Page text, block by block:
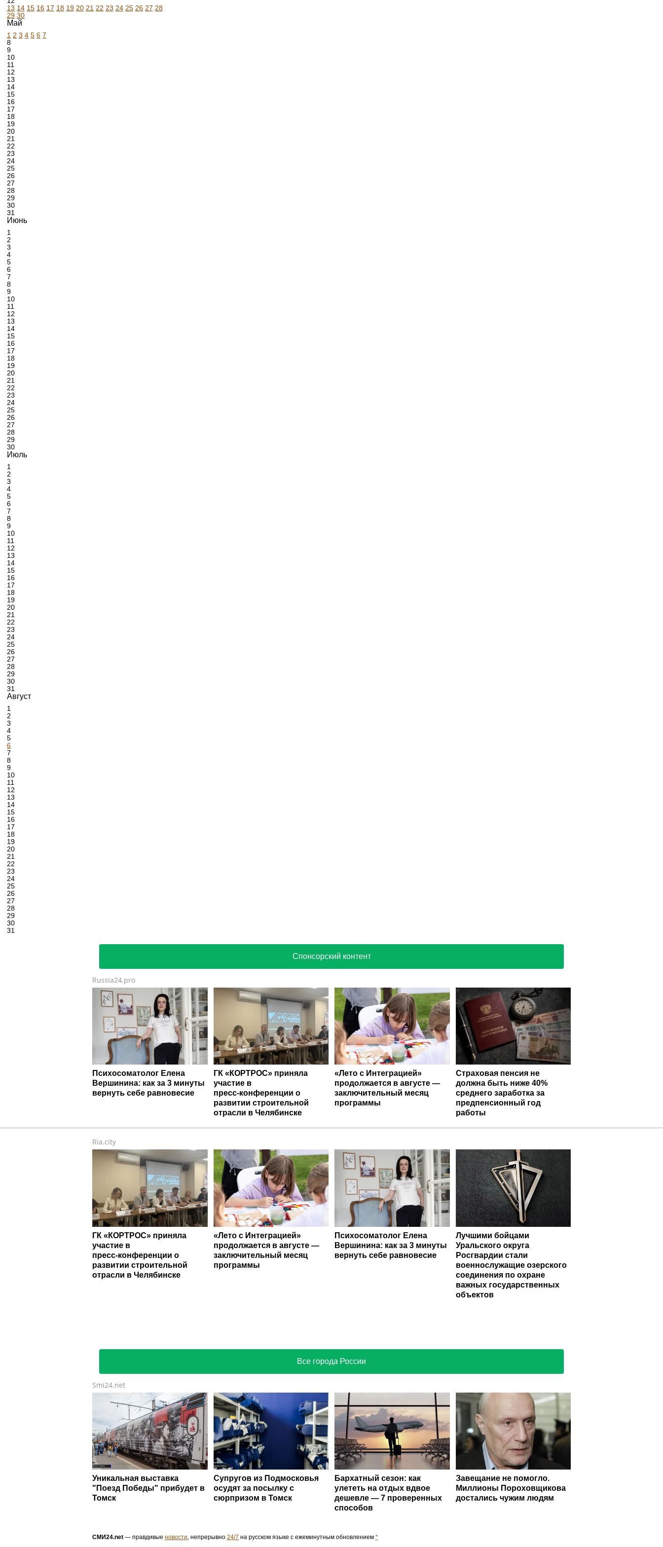
13 14 15 16 17 18 19 20 21 22 23 24 25 26 27 28
29 30
Май
1 2 3 4 5 6 7
8
9
10
11
12
13
14
15
16
17
18
19
20
21
22
23
24
25
26
27
28
29
30
31
Июнь
1
2
3
4
5
6
7
8
9
10
11
12
13
14
15
16
17
18
19
20
21
22
23
24
25
26
27
28
29
30
Июль
1
2
3
4
5
6
7
8
9
10
11
12
13
14
15
16
17
18
19
20
21
22
23
24
25
26
27
28
29
30
31
Август
1
2
3
4
5
6
7
8
9
10
11
12
13
14
15
16
17
18
19
20
21
22
23
24
25
26
27
28
29
30
31
Спонсорский контент
Russia24.pro
Психосоматолог Елена
Вершинина: как за 3 минуты
вернуть себе равновесие
ГК «КОРТРОС» приняла
участие в
пресс‑конференции о
развитии строительной
отрасли в Челябинске
«Лето с Интеграцией»
продолжается в августе —
заключительный месяц
программы
Страховая пенсия не
должна быть ниже 40%
среднего заработка за
предпенсионный год
работы
Ria.city
ГК «КОРТРОС» приняла
участие в
пресс‑конференции о
развитии строительной
отрасли в Челябинске
«Лето с Интеграцией»
продолжается в августе —
заключительный месяц
программы
Психосоматолог Елена
Вершинина: как за 3 минуты
вернуть себе равновесие
Лучшими бойцами
Уральского округа
Росгвардии стали
военнослужащие озерского
соединения по охране
важных государственных
объектов
Все города России
Smi24.net
Уникальная выставка
"Поезд Победы" прибудет в
Томск
Супругов из Подмосковья
осудят за посылку с
сюрпризом в Томск
Бархатный сезон: как
улететь на отдых вдвое
дешевле — 7 проверенных
способов
Завещание не помогло.
Миллионы Пороховщикова
достались чужим людям
СМИ24.net — правдивые новости, непрерывно 24/7 на русском языке с ежеминутным обновлением *